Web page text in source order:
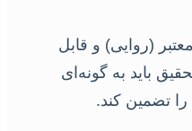
(روایی) و قابل
باید به گونه‌ای
تضمین کند.